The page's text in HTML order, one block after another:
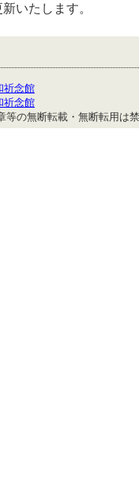
いたします。
祈念館
祈念館
等の無断転載・無断転用は